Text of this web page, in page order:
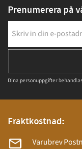
Prenumerera på
Dina personuppgifter
Fraktkostnad:
Varubrev